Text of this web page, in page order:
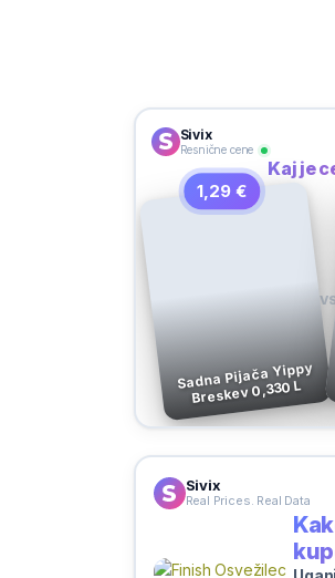
Sivix
Resnične cene
Kaj je
1,29 €
Sadna Pijača Yippy
Breskev 0,330 L
VS
Sivix
Real Prices. Real Data